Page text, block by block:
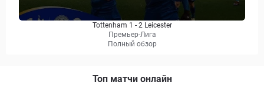
Tottenham 1 - 2 Leicester
Премьер-Лига
Полный обзор
Топ матчи онлайн